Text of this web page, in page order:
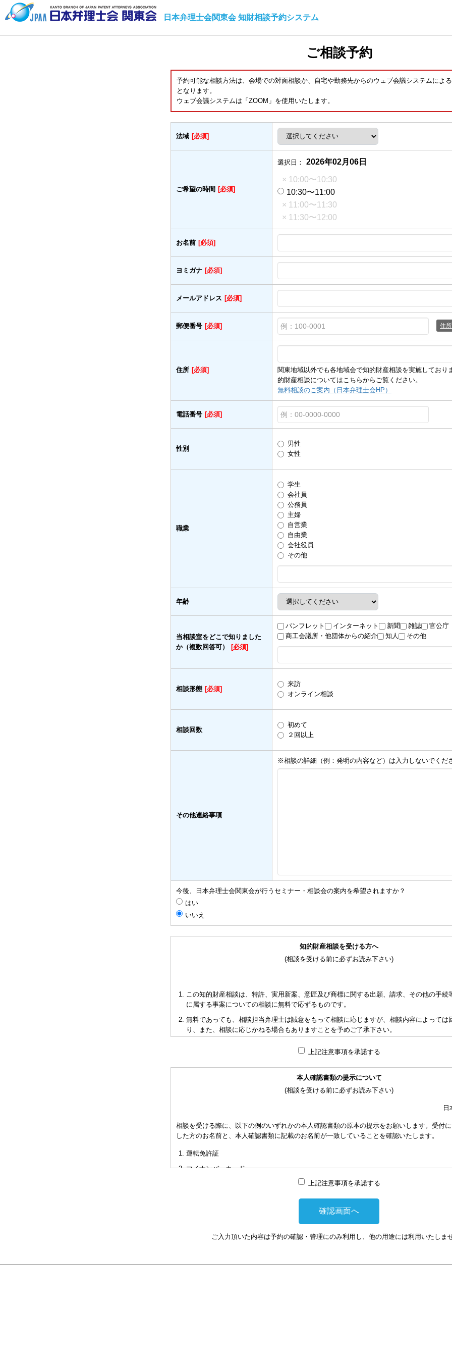
日本弁理士会関東会 知財相談予約システム
ご相談予約
予約可能な相談方法は、会場での対面相談か、自宅や勤務先からのウェブ会議システムによ
となります。
ウェブ会議システムは「ZOOM」を使用いたします。
法域 [必須]
ご希望の時間 [必須]
選択日： 2026年02月06日
× 10:00〜10:30
10:30〜11:00
× 11:00〜11:30
× 11:30〜12:00
お名前 [必須]
ヨミガナ [必須]
メールアドレス [必須]
郵便番号 [必須] 住
住所 [必須]
関東地域以外でも各地域会で知的財産相談を実施しており
的財産相談についてはこちらからご覧ください。
無料相談のご案内（日本弁理士会HP）
電話番号 [必須]
性別
男性
女性
職業
学生
会社員
公務員
主婦
自営業
自由業
会社役員
その他
年齢
当相談室をどこで知りました
か（複数回答可）
[必須]
パンフレット インターネット 新聞 雑誌
官公庁
商工会議所・他団体からの紹介
知人 その他
相談形態 [必須]
来訪
オンライン相談
相談回数
初めて
２回以上
その他連絡事項
※相談の詳細（例：発明の内容など）は入力しないでくだ
今後、日本弁理士会関東会が行うセミナー・相談会の案内を希望されますか？
はい
いいえ
知的財産相談を受ける方へ
(相談を受ける前に必ずお読み下さい)
この知的財産相談は、特許、実用新案、意匠及び商標に関する出願、請求、その他の手続
に属する事案についての相談に無料で応ずるものです。
無料であっても、相談担当弁理士は誠意をもって相談に応じますが、相談内容によっては
り、また、相談に応じかねる場合もありますことを予めご了承下さい。
も当会も法的責任を負うものではないことを予めご了承下さい。
多くの相談に応ずるため、相談時間には限度がありますことをご承知おき下さい。（原則
お申し出により、相談担当弁理士に対して調査、出願等の相談事案を依頼された場合には
として有料となります。また、その場合は、依頼者と弁理士個人との関係となり、当会は
弁理士の報酬額は、当事者の合意によります。金額は、事件の難易度によって、また、特
異なりますので、詳細は特許事務所にお尋ね下さい。
た不利益または損害に対して、当会は、一切の責任を負い兼ねます。この点あらかじめご
上記注意事項を承諾する
本人確認書類の提示について
(相談を受ける前に必ずお読み下さい)
日
相談を受ける際に、以下の例のいずれかの本人確認書類の原本の提示をお願いします。受付
した方のお名前と、本人確認書類に記載のお名前が一致していることを確認いたします。
運転免許証
マイナンバーカード
本人確認書類を提示頂けない場合は、相談を受けることができません。
上記注意事項を承諾する
ご入力頂いた内容は予約の確認・管理にのみ利用し、他の用途には利用いたしま